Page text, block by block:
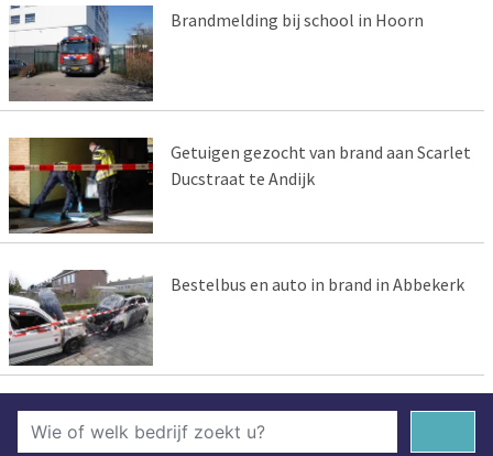
Brandmelding bij school in Hoorn
Getuigen gezocht van brand aan Scarlet
Ducstraat te Andijk
Bestelbus en auto in brand in Abbekerk